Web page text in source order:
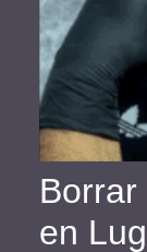
en